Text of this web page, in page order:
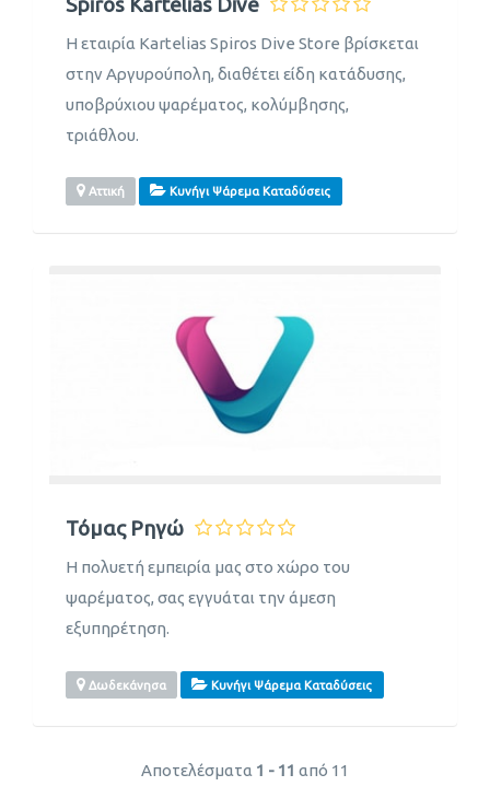
Η εταιρία Kartelias Spiros Dive Store βρίσκεται
στην Αργυρούπολη, διαθέτει είδη κατάδυσης,
υποβρύχιου ψαρέματος, κολύμβησης,
τριάθλου.
Αττική Κυνήγι Ψάρεμα Καταδύσεις
Τόμας Ρηγώ
Η πολυετή εμπειρία μας στο χώρο του
ψαρέματος, σας εγγυάται την άμεση
εξυπηρέτηση.
Δωδεκάνησα Κυνήγι Ψάρεμα Καταδύσεις
Αποτελέσματα 1 - 11 από 11